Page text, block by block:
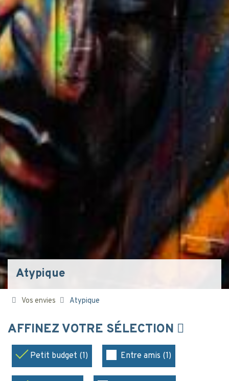
Atypique
Vos envies Atypique
AFFINEZ VOTRE SÉLECTION
Petit budget (1) Entre amis (1)